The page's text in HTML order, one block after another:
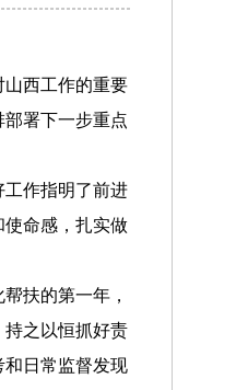
山西工作的重要
署下一步重点
作指明了前进
命感，扎实做
扶的第一年，
之以恒抓好责
日常监督发现